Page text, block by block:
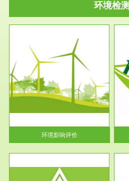
环境检测
环境影响评价
服务范围
环保竣工验收
根据《建设项目环境保护管理条
例》第十七条 编制环境影响报
告书、...